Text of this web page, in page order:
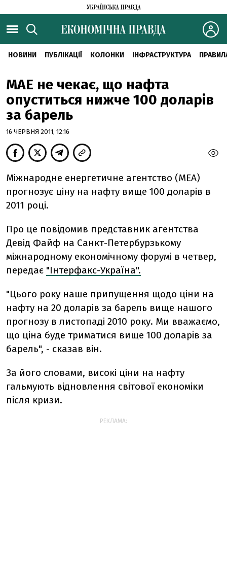
НОВИНИ ПУБЛІКАЦІЇ КОЛОНКИ ІНФРАСТРУКТУРА
МАЕ не чекає, що нафта
опуститься нижче 100 доларів
за барель
16 ЧЕРВНЯ 2011, 12:16
Міжнародне енергетичне агентство (МЕА)
прогнозує ціну на нафту вище 100 доларів в
2011 році.
Про це повідомив представник агентства
Девід Файф на Санкт-Петербурзькому
міжнародному економічному форумі в четвер,
передає "Інтерфакс-Україна".
"Цього року наше припущення щодо ціни на
нафту на 20 доларів за барель вище нашого
прогнозу в листопаді 2010 року. Ми вважаємо,
що ціна буде триматися вище 100 доларів за
барель", - сказав він.
За його словами, високі ціни на нафту
гальмують відновлення світової економіки
після кризи.
РЕКЛАМА: